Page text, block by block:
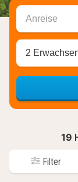
Anreise
2
19
Filter